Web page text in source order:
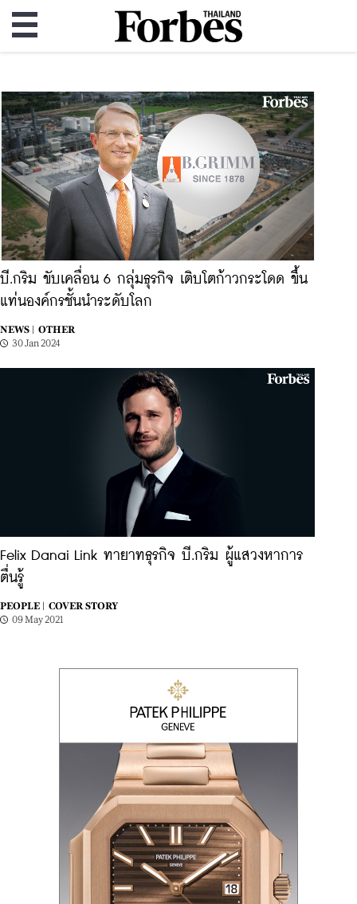
บี.กริม ขับเคลื่อน 6 กลุ่มธุรกิจ เติบโตก้าวกระโดด ขึ้น
แท่นองค์กรชั้นนำระดับโลก
NEWS |
OTHER
30 Jan 2024
Felix Danai Link ทายาทธุรกิจ บี.กริม ผู้แสวงหาการ
ตื่นรู้
PEOPLE |
COVER STORY
09 May 2021